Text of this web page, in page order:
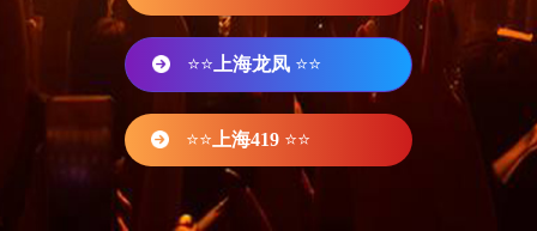
⭐⭐ 上海龙凤 ⭐⭐
⭐⭐ 上海419 ⭐⭐